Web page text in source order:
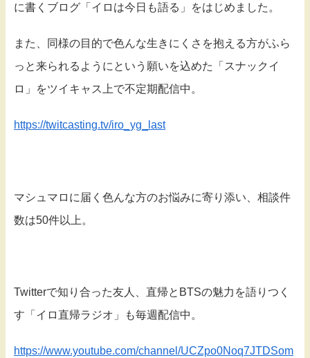
に書くブログ「イロは今日も語る」をはじめました。
また、同様の目的で色んな生きにくさを抱える方がふら
っと来られるようにという願いを込めた「スナックイ
ロ」をツイキャス上で不定期配信中。
https://twitcasting.tv/iro_yg_last
マシュマロに届く色んな方のお悩みに寄り添い、相談件
数は50件以上。
Twitterで知り合った友人、直帰とBTSの魅力を語りつく
す「イロ直帰ラジオ」も毎週配信中。
https://www.youtube.com/channel/UCZpo0Noq7JTDSom